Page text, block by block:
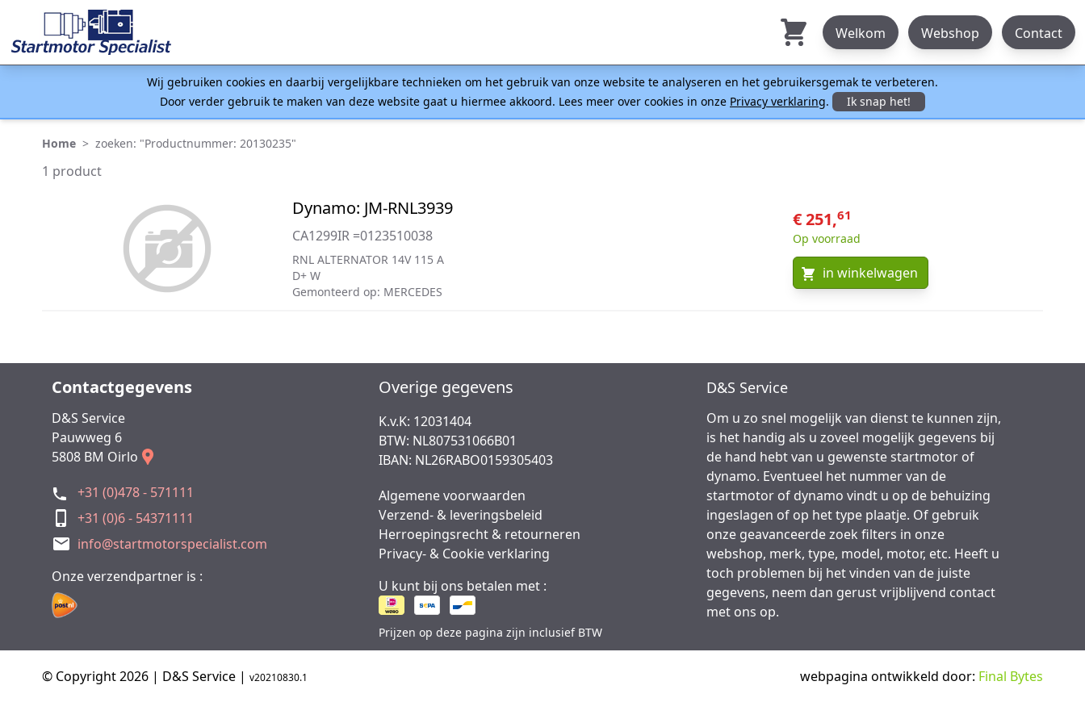
Welkom Webshop Contact
Wij gebruiken cookies en daarbij vergelijkbare technieken om het gebruik van onze website te analyseren en het gebruikersgemak te verbeteren.
Door verder gebruik te maken van deze website gaat u hiermee akkoord. Lees meer over cookies in onze Privacy verklaring. Ik snap het!
Home > zoeken: "Productnummer: 20130235"
1 product
Dynamo: JM-RNL3939
CA1299IR =0123510038
RNL ALTERNATOR 14V 115 A
D+ W
Gemonteerd op: MERCEDES
€ 251,61
Op voorraad
in winkelwagen
Contactgegevens
D&S Service
Pauwweg 6
5808 BM Oirlo
+31 (0)478 - 571111
+31 (0)6 - 54371111
info@startmotorspecialist.com
Onze verzendpartner is :
Overige gegevens
K.v.K: 12031404
BTW: NL807531066B01
IBAN: NL26RABO0159305403
Algemene voorwaarden
Verzend- & leveringsbeleid
Herroepingsrecht & retourneren
Privacy- & Cookie verklaring
U kunt bij ons betalen met :
Prijzen op deze pagina zijn inclusief BTW
D&S Service
Om u zo snel mogelijk van dienst te kunnen zijn,
is het handig als u zoveel mogelijk gegevens bij
de hand hebt van u gewenste startmotor of
dynamo. Eventueel het nummer van de
startmotor of dynamo vindt u op de behuizing
ingeslagen of op het type plaatje. Of gebruik
onze geavanceerde zoek filters in onze
webshop, merk, type, model, motor, etc. Heeft u
toch problemen bij het vinden van de juiste
gegevens, neem dan gerust vrijblijvend contact
met ons op.
© Copyright 2026 | D&S Service | v20210830.1 webpagina ontwikkeld door: Final Bytes